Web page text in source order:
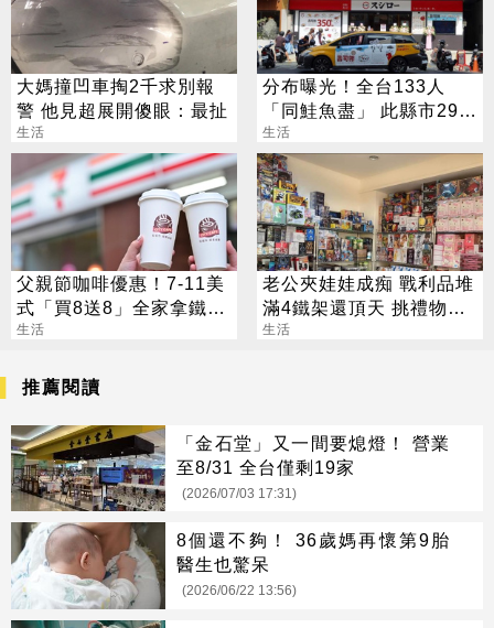
大媽撞凹車掏2千求別報
警 他見超展開傻眼：最扯
生活
分布曝光！全台133人
「同鮭魚盡」 此縣市29人
最多
生活
父親節咖啡優惠！7-11美
式「買8送8」全家拿鐵2
杯85元
生活
老公夾娃娃成痴 戰利品堆
滿4鐵架還頂天 挑禮物就
要花半小時
生活
推薦閱讀
「金石堂」又一間要熄燈！ 營業
至8/31 全台僅剩19家
(2026/07/03 17:31)
8個還不夠！ 36歲媽再懷第9胎
醫生也驚呆
(2026/06/22 13:56)